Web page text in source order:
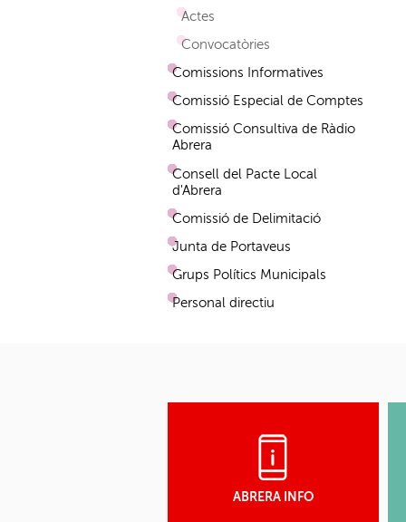
Actes
Convocatòries
Comissions Informatives
Comissió Especial de Comptes
Comissió Consultiva de Ràdio
Abrera
Consell del Pacte Local
d'Abrera
Comissió de Delimitació
Junta de Portaveus
Grups Polítics Municipals
Personal directiu
ABRERA INFO